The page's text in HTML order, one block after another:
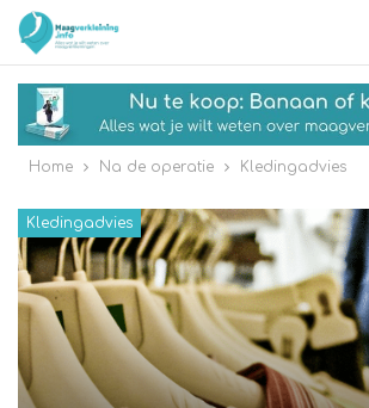
Home Na de operatie Kledingadvies
Kledingadvies